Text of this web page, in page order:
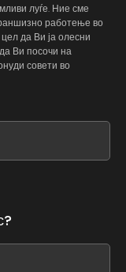
луѓе. Ние сме
работење во
да Ви ја олесни
Ви посочи на
совети во